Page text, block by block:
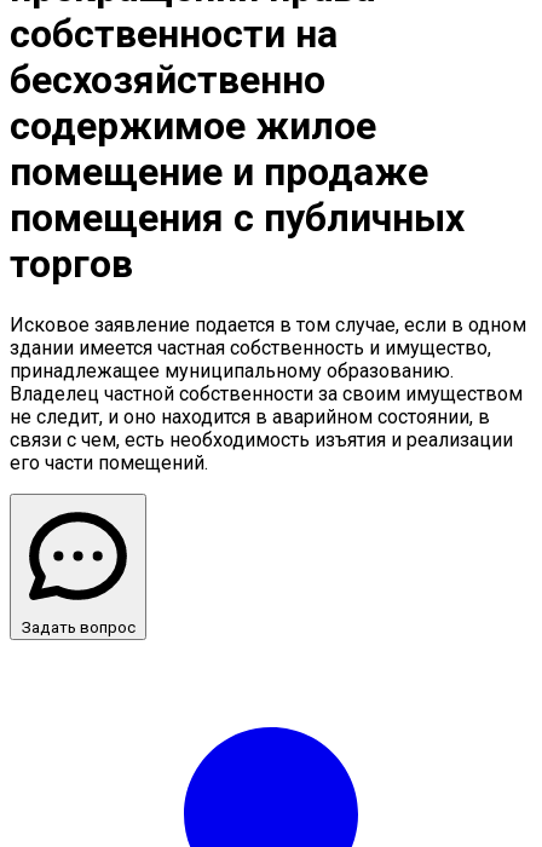
собственности на
бесхозяйственно
содержимое жилое
помещение и продаже
помещения с публичных
торгов
Исковое заявление подается в том случае, если в одном
здании имеется частная собственность и имущество,
принадлежащее муниципальному образованию.
Владелец частной собственности за своим имуществом
не следит, и оно находится в аварийном состоянии, в
связи с чем, есть необходимость изъятия и реализации
его части помещений.
Задать вопрос